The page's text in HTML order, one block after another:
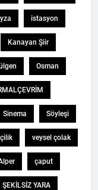
istasyon
Kanayan Şiir
Osman
Sinema Söyleşi
veysel çolak
çaput
ŞEKİLSİZ YARA